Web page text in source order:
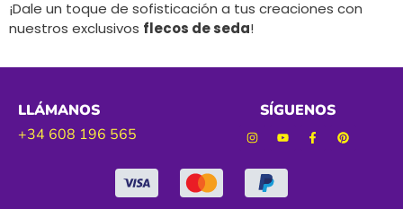
¡Dale un toque de sofisticación a tus creaciones con
nuestros exclusivos flecos de seda!
LLÁMANOS
+34 608 196 565
SÍGUENOS